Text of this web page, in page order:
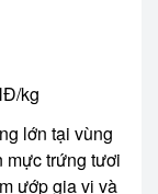
kg
lớn tại vùng
mực trứng tươi
ướp gia vị và